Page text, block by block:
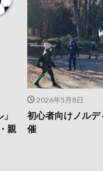
親
2026年5月8日
初心者向けノル
催